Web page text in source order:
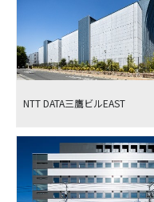
NTT DATA三鷹ビルEAST